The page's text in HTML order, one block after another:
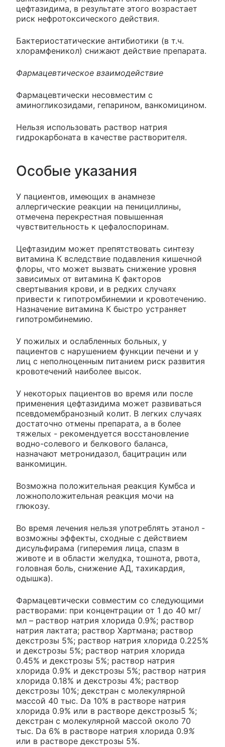
цефтазидима, в результате этого возрастает
риск нефротоксического действия.
Бактериостатические антибиотики (в т.ч.
хлорамфеникол) снижают действие препарата.
Фармацевтическое взаимодействие
Фармацевтически несовместим с
аминогликозидами, гепарином, ванкомицином.
Нельзя использовать раствор натрия
гидрокарбоната в качестве растворителя.
Особые указания
У пациентов, имеющих в анамнезе
аллергические реакции на пенициллины,
отмечена перекрестная повышенная
чувствительность к цефалоспоринам.
Цефтазидим может препятствовать синтезу
витамина К вследствие подавления кишечной
флоры, что может вызвать снижение уровня
зависимых от витамина К факторов
свертывания крови, и в редких случаях
привести к гипотромбинемии и кровотечению.
Назначение витамина К быстро устраняет
гипотромбинемию.
У пожилых и ослабленных больных, у
пациентов с нарушением функции печени и у
лиц с неполноценным питанием риск развития
кровотечений наиболее высок.
У некоторых пациентов во время или после
применения цефтазидима может развиваться
псевдомембранозный колит. В легких случаях
достаточно отмены препарата, а в более
тяжелых - рекомендуется восстановление
водно-солевого и белкового баланса,
назначают метронидазол, бацитрацин или
ванкомицин.
Возможна положительная реакция Кумбса и
ложноположительная реакция мочи на
глюкозу.
Во время лечения нельзя употреблять этанол -
возможны эффекты, сходные с действием
дисульфирама (гиперемия лица, спазм в
животе и в области желудка, тошнота, рвота,
головная боль, снижение АД, тахикардия,
одышка).
Фармацевтически совместим со следующими
растворами: при концентрации от 1 до 40 мг/
мл – раствор натрия хлорида 0.9%; раствор
натрия лактата; раствор Хартмана; раствор
декстрозы 5%; раствор натрия хлорида 0.225%
и декстрозы 5%; раствор натрия хлорида
0.45% и декстрозы 5%; раствор натрия
хлорида 0.9% и декстрозы 5%; раствор натрия
хлорида 0.18% и декстрозы 4%; раствор
декстрозы 10%; декстран с молекулярной
массой 40 тыс. Da 10% в растворе натрия
хлорида 0.9% или в растворе декстрозы5 %;
декстран с молекулярной массой около 70
тыс. Da 6% в растворе натрия хлорида 0.9%
или в растворе декстрозы 5%.